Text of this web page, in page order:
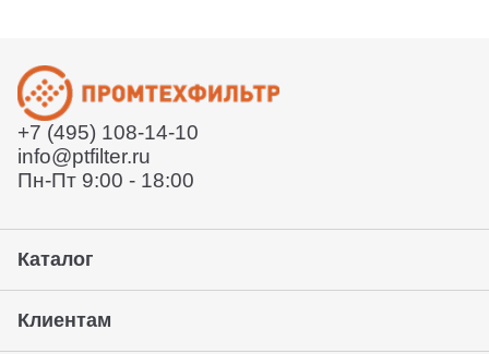
Отправит заказ курьерской службой или вы сможете
забрать его с нашего склада (самовывоз)
Предоставление гарантии, подписание закрывающих
документов
+7 (495) 108-14-10
info@ptfilter.ru
Пн-Пт 9:00 - 18:00
Каталог
Клиентам